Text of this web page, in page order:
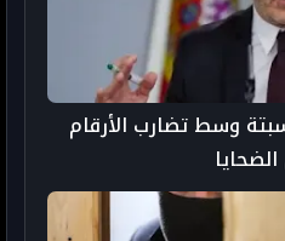
وسط تضارب الأرقام